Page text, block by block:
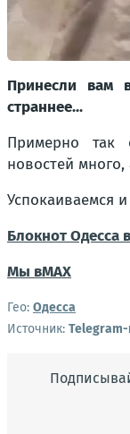
Принесли вам
страннее...
Примерно так
новостей
Успокаиваемся
Блокнот Одесса
Мы вМАХ
Гео: Одесса
Источник: